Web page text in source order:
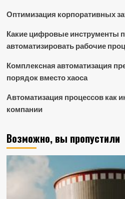
Оптимизация корпоративных
Какие цифровые инструменты
автоматизировать рабочие
Комплексная автоматизация
порядок вместо хаоса
Автоматизация процессов как
компании
Возможно, вы пропустили